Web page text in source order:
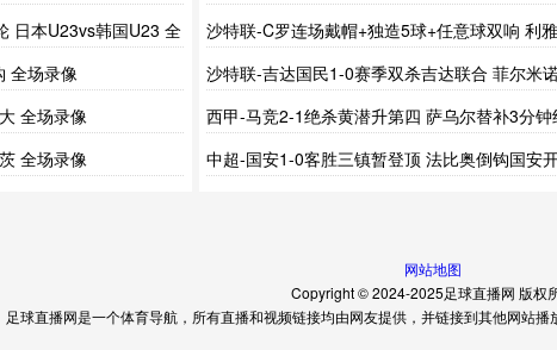
日本U23vs韩国U23 全
全场录像
全场录像
全场录像
沙特联-C罗连场戴帽+独造5球+任意球双响 利
卜哈
沙特联-吉达国民1-0赛季双杀吉达联合 菲尔米
门
西甲-马竞2-1绝杀黄潜升第四 萨乌尔替补3分
破门
中超-国安1-0客胜三镇暂登顶 法比奥倒钩国安
网站地图
Copyright © 2024-2025足球直播网 版权
足球直播网是一个体育导航，所有直播和视频链接均由网友提供，并链接到其他网站播